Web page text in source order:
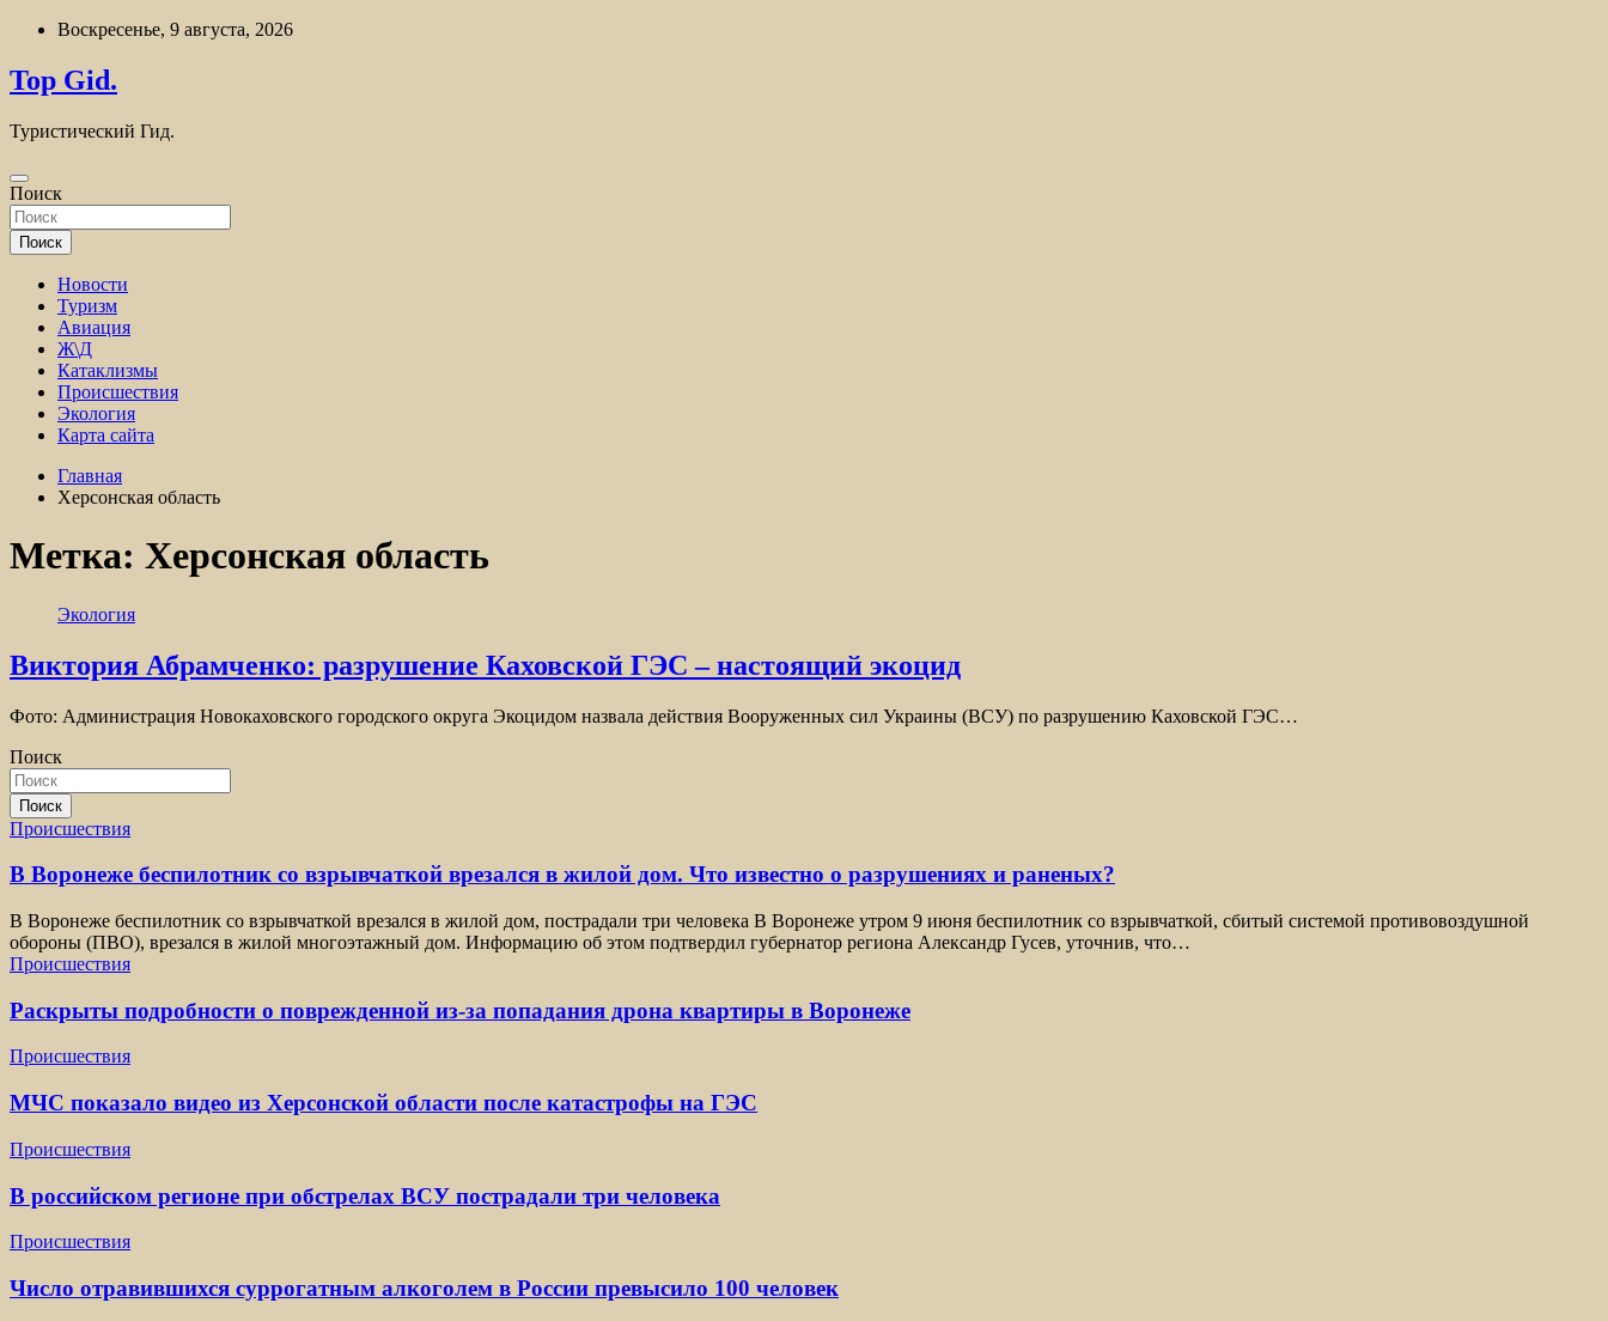
Перейти
содержимому
Воскресенье, 9 августа, 2026
Top Gid.
Туристический Гид.
Поиск
Поиск
Новости
Туризм
Авиация
Ж\Д
Катаклизмы
Происшествия
Экология
Карта сайта
Главная
Херсонская область
Метка: Херсонская область
Экология
Виктория Абрамченко: разрушение Каховской ГЭС – настоящий экоцид
Фото: Администрация Новокаховского городского округа Экоцидом назвала действия Вооруженных сил Украины (ВСУ) по разрушению Каховской ГЭС…
Поиск
Поиск
Происшествия
В Воронеже беспилотник со взрывчаткой врезался в жилой дом. Что известно о разрушениях и раненых?
В Воронеже беспилотник со взрывчаткой врезался в жилой дом, пострадали три человека В Воронеже утром 9 июня беспилотник со взрывчаткой, сбитый системой противовоздушной
обороны (ПВО), врезался в жилой многоэтажный дом. Информацию об этом подтвердил губернатор региона Александр Гусев, уточнив, что…
Происшествия
Раскрыты подробности о поврежденной из-за попадания дрона квартиры в Воронеже
Происшествия
МЧС показало видео из Херсонской области после катастрофы на ГЭС
Происшествия
В российском регионе при обстрелах ВСУ пострадали три человека
Происшествия
Число отравившихся суррогатным алкоголем в России превысило 100 человек